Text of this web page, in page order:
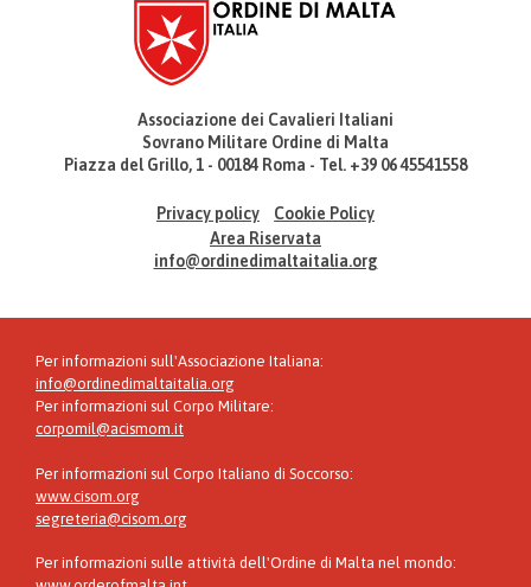
Associazione dei Cavalieri Italiani
Sovrano Militare Ordine di Malta
Piazza del Grillo, 1 - 00184 Roma - Tel. +39 06 45541558
Privacy policy
Cookie Policy
Area Riservata
info@ordinedimaltaitalia.org
Per informazioni sull'Associazione Italiana:
info@ordinedimaltaitalia.org
Per informazioni sul Corpo Militare:
corpomil@acismom.it
Per informazioni sul Corpo Italiano di Soccorso:
www.cisom.org
segreteria@cisom.org
Per informazioni sulle attività dell'Ordine di Malta nel mondo: